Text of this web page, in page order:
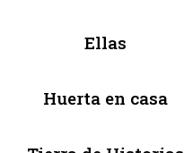
Ellas
Huerta en casa